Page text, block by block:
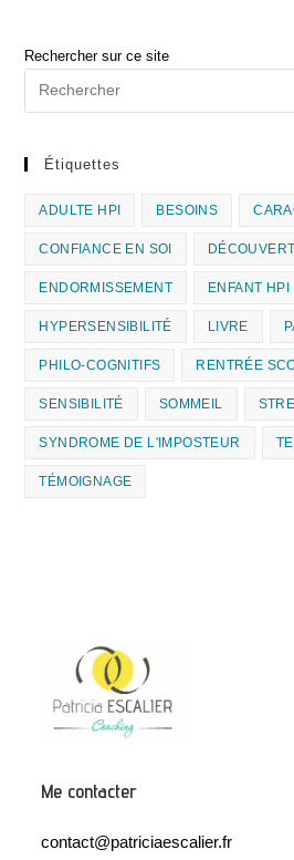
Rechercher sur ce site
Étiquettes
ADULTE HPI BESOINS
CONFIANCE EN SOI
ENDORMISSEMENT ENFANT HPI
HYPERSENSIBILITÉ LIVRE
PHILO-COGNITIFS RENTRÉE
SENSIBILITÉ SOMMEIL
SYNDROME DE L'IMPOSTEUR
TÉMOIGNAGE
Me contacter
contact@patriciaescalier.fr